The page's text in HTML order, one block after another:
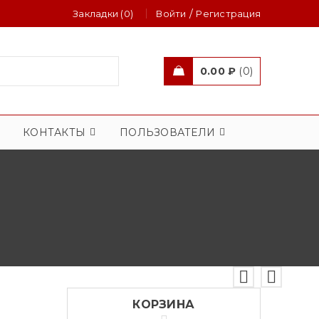
Закладки (0) Войти / Регистрация
0.00 ₽ 0
КОНТАКТЫ ПОЛЬЗОВАТЕЛИ
КОРЗИНА